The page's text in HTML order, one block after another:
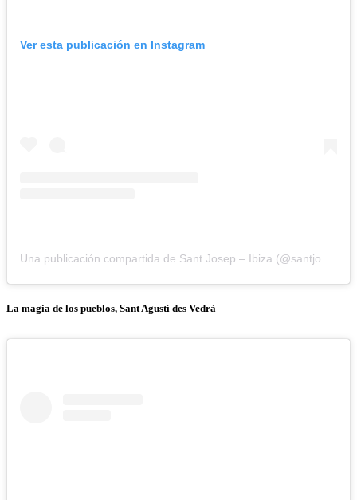
Ver esta publicación en Instagram
Una publicación compartida de Sant Josep – Ibiza (@santjosepibiza)
La magia de los pueblos, Sant Agustí des Vedrà